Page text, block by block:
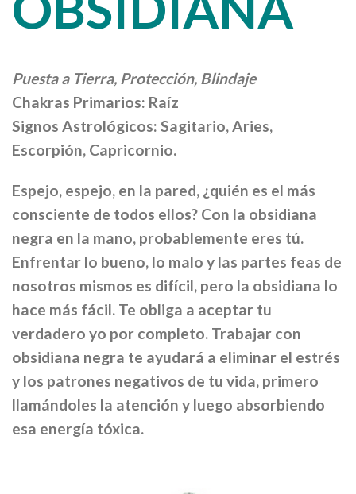
Puesta a Tierra, Protección, Blindaje
Chakras Primarios: Raíz
Signos Astrológicos: Sagitario, Aries,
Escorpión, Capricornio.
Espejo, espejo, en la pared, ¿quién es el más
consciente de todos ellos? Con la obsidiana
negra en la mano, probablemente eres tú.
Enfrentar lo bueno, lo malo y las partes feas de
nosotros mismos es difícil, pero la obsidiana lo
hace más fácil. Te obliga a aceptar tu
verdadero yo por completo. Trabajar con
obsidiana negra te ayudará a eliminar el estrés
y los patrones negativos de tu vida, primero
llamándoles la atención y luego absorbiendo
esa energía tóxica.